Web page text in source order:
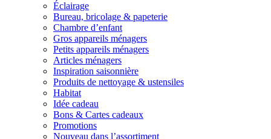
Éclairage
Bureau, bricolage & papeterie
Chambre d’enfant
Gros appareils ménagers
Petits appareils ménagers
Articles ménagers
Inspiration saisonnière
Produits de nettoyage & ustensiles
Habitat
Idée cadeau
Bons & Cartes cadeaux
Promotions
Nouveau dans l’assortiment